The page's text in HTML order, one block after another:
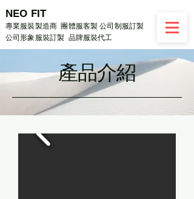
NEO FIT
專業服裝製造商 團體服客製 公司制服訂製
公司形象服裝訂製 品牌服裝代工
​產品介紹